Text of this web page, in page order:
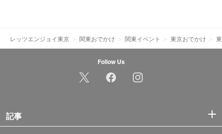
レッツエンジョイ東京 関東おでかけ 関東イベント 東京おでかけ
Follow Us
記事